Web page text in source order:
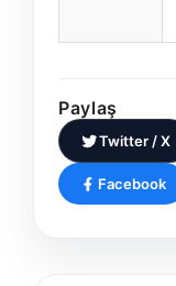
Paylaş
Twitter / X
Facebook